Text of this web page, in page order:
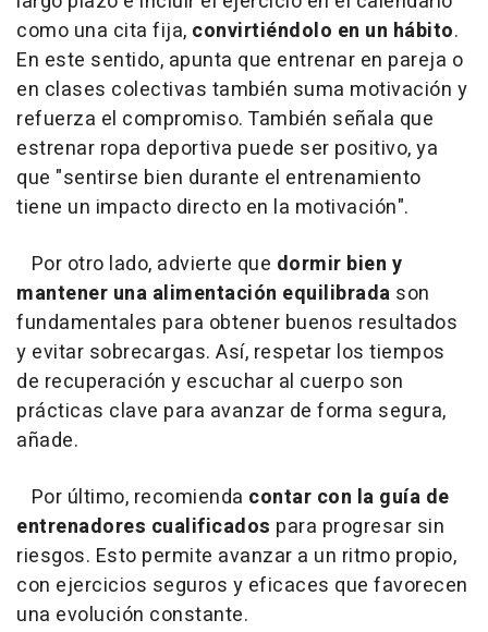
como una cita fija, convirtiéndolo en un hábito.
En este sentido, apunta que entrenar en pareja o
en clases colectivas también suma motivación y
refuerza el compromiso. También señala que
estrenar ropa deportiva puede ser positivo, ya
que "sentirse bien durante el entrenamiento
tiene un impacto directo en la motivación".
Por otro lado, advierte que dormir bien y
mantener una alimentación equilibrada son
fundamentales para obtener buenos resultados
y evitar sobrecargas. Así, respetar los tiempos
de recuperación y escuchar al cuerpo son
prácticas clave para avanzar de forma segura,
añade.
Por último, recomienda contar con la guía de
entrenadores cualificados para progresar sin
riesgos. Esto permite avanzar a un ritmo propio,
con ejercicios seguros y eficaces que favorecen
una evolución constante.